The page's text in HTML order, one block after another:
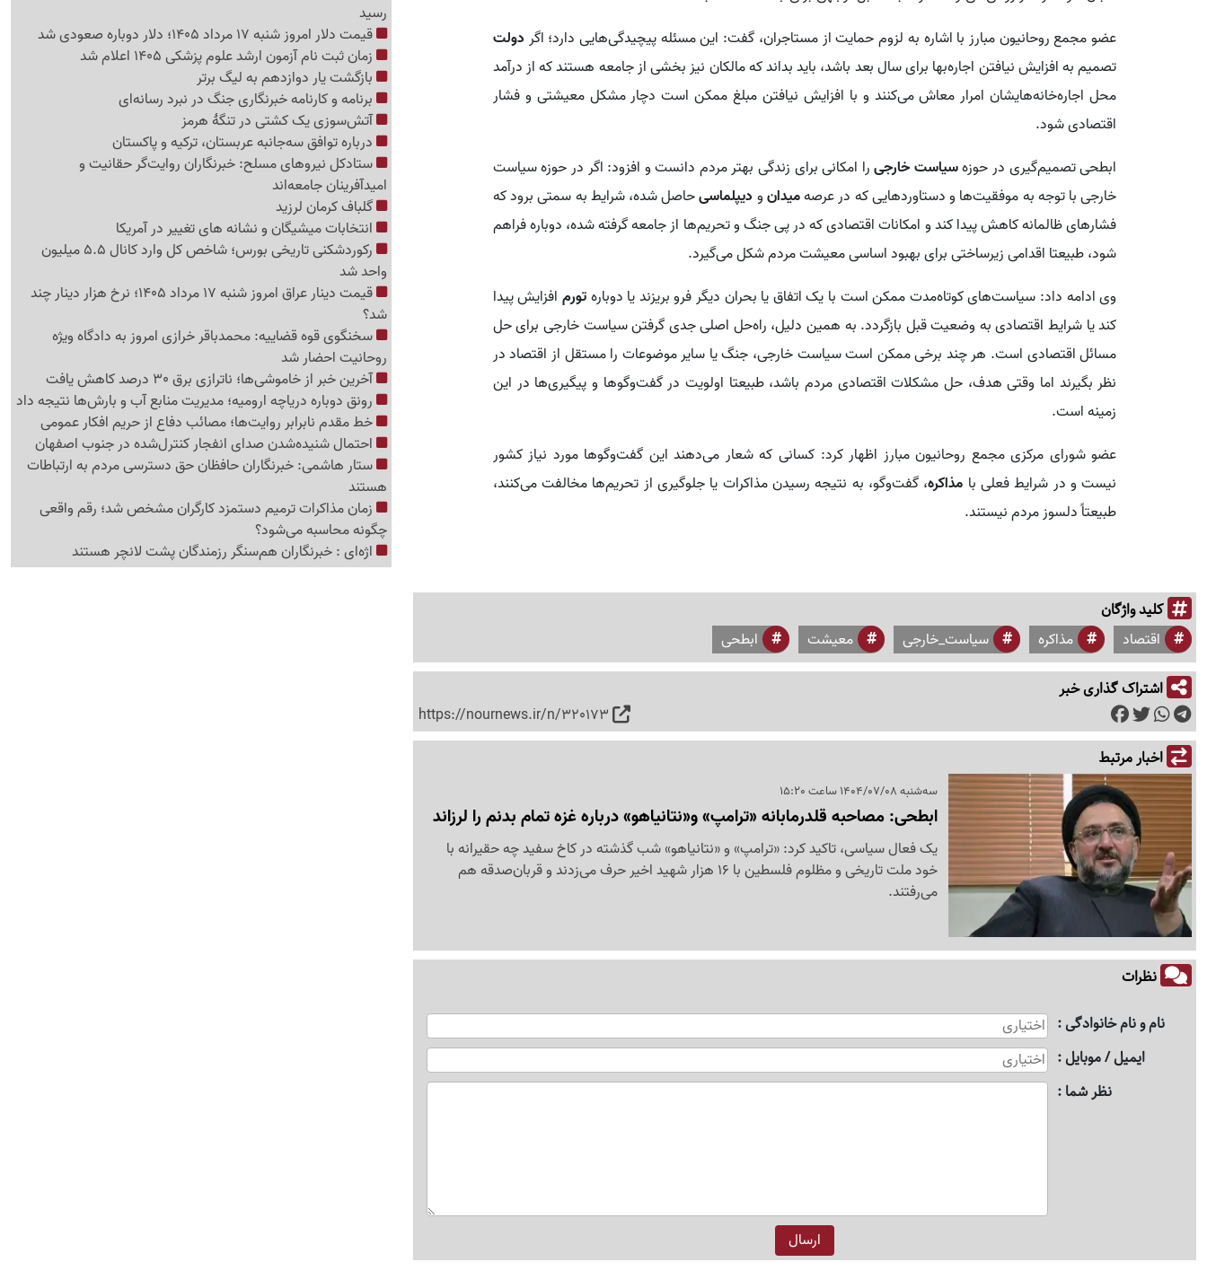
عضو مجمع روحانیون مبارز با اشاره به لزوم حمایت از مستاجران، گفت: این مسئله پیچیدگی‌هایی دارد؛ اگر دولت
تصمیم به افزایش نیافتن اجاره‌بها برای سال بعد باشد، باید بداند که مالکان نیز بخشی از جامعه هستند که از درآمد
محل اجاره‌خانه‌هایشان امرار معاش می‌کنند و با افزایش نیافتن مبلغ ممکن است دچار مشکل معیشتی و فشار
اقتصادی شود.
ابطحی تصمیم‌گیری در حوزهسیاست خارجیرا امکانی برای زندگی بهتر مردم دانست و افزود: اگر در حوزه سیاست
خارجی با توجه به موفقیت‌ها و دستاوردهایی که در عرصهمیدانو دیپلماسیحاصل شده، شرایط به سمتی برود که
فشارهای ظالمانه کاهش پیدا کند و امکانات اقتصادی که در پی جنگ و تحریم‌ها از جامعه گرفته شده، دوباره فراهم
شود، طبیعتا اقدامی زیرساختی برای بهبود اساسی معیشت مردم شکل می‌گیرد.
وی ادامه داد: سیاست‌های کوتاه‌مدت ممکن است با یک اتفاق یا بحران دیگر فرو بریزند یا دوبارهتورم افزایش پیدا
کند یا شرایط اقتصادی به وضعیت قبل بازگردد. به همین دلیل، راه‌حل اصلی جدی گرفتن سیاست خارجی برای حل
مسائل اقتصادی است. هر چند برخی ممکن است سیاست خارجی، جنگ یا سایر موضوعات را مستقل از اقتصاد در
نظر بگیرند اما وقتی هدف، حل مشکلات اقتصادی مردم باشد، طبیعتا اولویت در گفت‌وگوها و پیگیری‌ها در این
زمینه است.
عضو شورای مرکزی مجمع روحانیون مبارز اظهار کرد: کسانی که شعار می‌دهند این گفت‌وگوها مورد نیاز کشور
نیست و در شرایط فعلی با مذاکره، گفت‌وگو، به نتیجه رسیدن مذاکرات یا جلوگیری از تحریم‌ها مخالفت می‌کنند،
طبیعتاً دلسوز مردم نیستند.
کلید واژگان
اقتصاد مذاکره سیاست_خارجی معیشت ابطحی
اشتراک گذاری خبر
https://nournews.ir/n/320173
اخبار مرتبط
سه‌شنبه 1404/07/08 ساعت 15:20
ابطحی: مصاحبه قلدرمابانه «ترامپ» و«نتانیاهو» درباره غزه تمام بدنم را لرزاند
یک فعال سیاسی، تاکید کرد: «ترامپ» و «نتانیاهو» شب گذشته در کاخ سفید چه حقیرانه با
خود ملت تاریخی و مظلوم فلسطین با 16 هزار شهید اخیر حرف می‌زدند و قربان‌صدقه هم
می‌رفتند.
نظرات
نام و نام خانوادگی
ایمیل / موبایل
نظر شما
رسید
قیمت دلار امروز شنبه 17 مرداد 1405؛ دلار دوباره صعودی شد
زمان ثبت نام آزمون ارشد علوم پزشکی 1405 اعلام شد
بازگشت یار دوازدهم به لیگ برتر
برنامه و کارنامه خبرنگاری جنگ در نبرد رسانه‌ای
آتش‌سوزی یک کشتی در تنگهٔ هرمز
درباره توافق سه‌جانبه عربستان، ترکیه و پاکستان
ستادکل نیروهای مسلح: خبرنگاران روایت‌گر حقانیت و
امیدآفرینان جامعه‌اند
گلباف کرمان لرزید
انتخابات میشیگان و نشانه های تغییر در آمریکا
رکوردشکنی تاریخی بورس؛ شاخص کل وارد کانال 5.5 میلیون
واحد شد
قیمت دینار عراق امروز شنبه 17 مرداد 1405؛ نرخ هزار دینار چند
شد؟
سخنگوی قوه قضاییه: محمدباقر خرازی امروز به دادگاه ویژه
روحانیت احضار شد
آخرین خبر از خاموشی‌ها؛ ناترازی برق 30 درصد کاهش یافت
رونق دوباره دریاچه ارومیه؛ مدیریت منابع آب و بارش‌ها نتیجه داد
خط مقدم نابرابر روایت‌ها؛ مصائب دفاع از حریم افکار عمومی
احتمال شنیده‌شدن صدای انفجار کنترل‌شده در جنوب اصفهان
ستار هاشمی: خبرنگاران حافظان حق دسترسی مردم به ارتباطات
هستند
زمان مذاکرات ترمیم دستمزد کارگران مشخص شد؛ رقم واقعی
چگونه محاسبه می‌شود؟
اژه‌ای : خبرنگاران هم‌سنگر رزمندگان پشت لانچر هستند